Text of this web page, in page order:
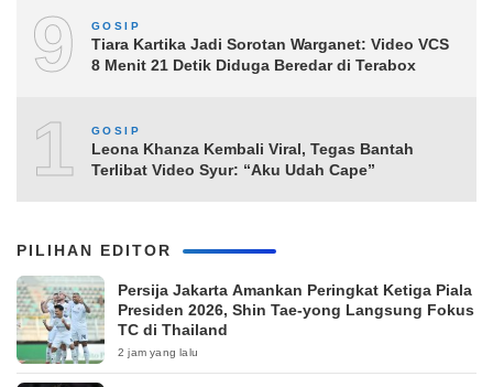
9 GOSIP
Tiara Kartika Jadi Sorotan Warganet: Video VCS
8 Menit 21 Detik Diduga Beredar di Terabox
10
GOSIP
Leona Khanza Kembali Viral, Tegas Bantah
Terlibat Video Syur: “Aku Udah Cape”
PILIHAN EDITOR
Persija Jakarta Amankan Peringkat Ketiga Piala
Presiden 2026, Shin Tae-yong Langsung Fokus
TC di Thailand
2 jam yang lalu